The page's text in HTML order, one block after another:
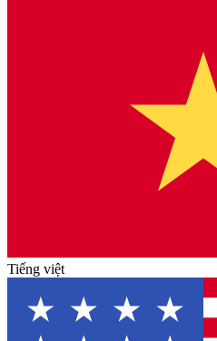
Tiếng việt